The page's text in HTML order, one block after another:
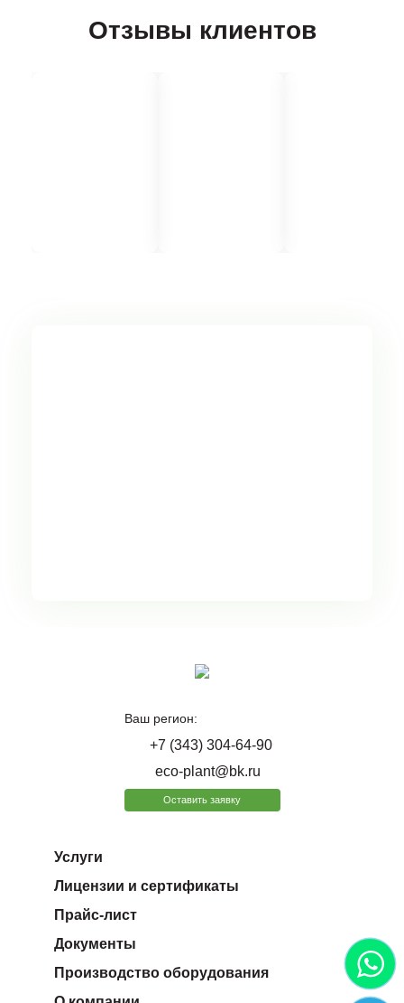
Отзывы клиентов
Ваш регион:
+7 (343) 304-64-90
eco-plant@bk.ru
Оставить заявку
Услуги
Лицензии и сертификаты
Прайс-лист
Документы
Производство оборудования